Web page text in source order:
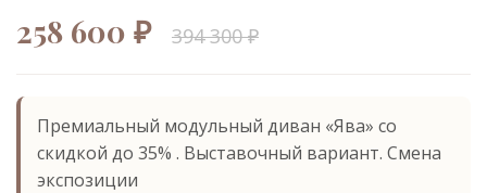
258 600 ₽ 394 300 ₽
Премиальный модульный диван «Ява» со
скидкой до 35% . Выставочный вариант. Смена
экспозиции